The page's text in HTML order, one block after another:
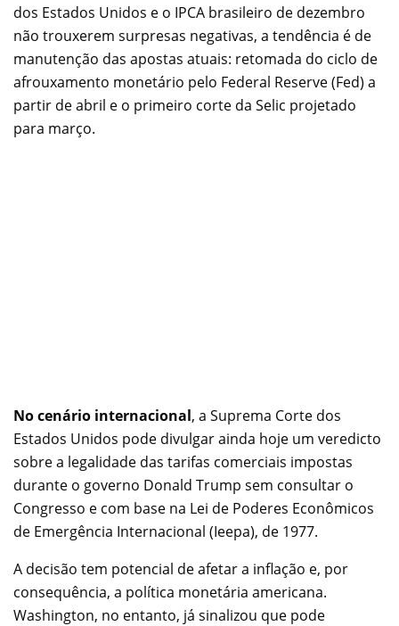
dos Estados Unidos e o IPCA brasileiro de dezembro
não trouxerem surpresas negativas, a tendência é de
manutenção das apostas atuais: retomada do ciclo de
afrouxamento monetário pelo Federal Reserve (Fed) a
partir de abril e o primeiro corte da Selic projetado
para março.
No cenário internacional, a Suprema Corte dos
Estados Unidos pode divulgar ainda hoje um veredicto
sobre a legalidade das tarifas comerciais impostas
durante o governo Donald Trump sem consultar o
Congresso e com base na Lei de Poderes Econômicos
de Emergência Internacional (Ieepa), de 1977.
A decisão tem potencial de afetar a inflação e, por
consequência, a política monetária americana.
Washington, no entanto, já sinalizou que pode